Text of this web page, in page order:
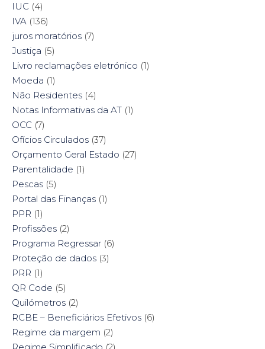
IUC (4)
IVA (136)
juros moratórios (7)
Justiça (5)
Livro reclamações eletrónico (1)
Moeda (1)
Não Residentes (4)
Notas Informativas da AT (1)
OCC (7)
Ofícios Circulados (37)
Orçamento Geral Estado (27)
Parentalidade (1)
Pescas (5)
Portal das Finanças (1)
PPR (1)
Profissões (2)
Programa Regressar (6)
Proteção de dados (3)
PRR (1)
QR Code (5)
Quilómetros (2)
RCBE – Beneficiários Efetivos (6)
Regime da margem (2)